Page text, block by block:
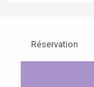
Réservation